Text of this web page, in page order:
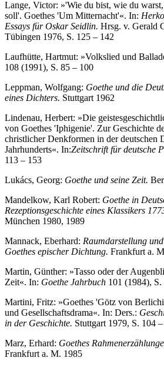
Lange, Victor: »'Wie du bist, wie du
soll'. Goethes 'Um Mitternacht'«. In:
Essays für Oskar Seidlin. Hrsg. v. Gerald
Tübingen 1976, S. 125 – 142
Laufhütte, Hartmut: »Volkslied und
108 (1991), S. 85 – 100
Leppman, Wolfgang: Goethe und die
eines Dichters. Stuttgart 1962
Lindenau, Herbert: »Die
von Goethes 'Iphigenie'. Zur Geschichte
christlicher Denkformen in der deutschen
Jahrhunderts«. In:Zeitschrift für deutsche
113 – 153
Lukács, Georg: Goethe und seine Zeit.
Mandelkow, Karl Robert: Goethe in
Rezeptionsgeschichte eines Klassikers
München 1980, 1989
Mannack, Eberhard: Raumdarstellung
Goethes epischer Dichtung. Frankfurt a.
Martin, Günther: »Tasso oder der
Zeit«. In: Goethe Jahrbuch 101 (1984),
Martini, Fritz: »Goethes 'Götz von
und Gesellschaftsdrama«. In: Ders.:
in der Geschichte. Stuttgart 1979, S. 104
Marz, Erhard: Goethes
Frankfurt a. M. 1985